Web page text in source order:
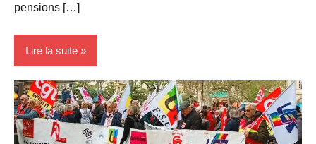
pensions […]
Lire la suite
Blog
groupe
des 9